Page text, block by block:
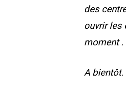
des
ouvrir les
moment .
A bientôt.